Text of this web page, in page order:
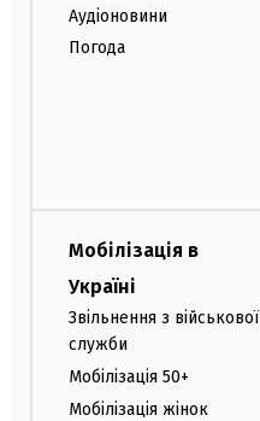
Аудіоновини
Погода
Мобілізація в
Україні
Звільнення з військової
служби
Мобілізація 50+
Мобілізація жінок